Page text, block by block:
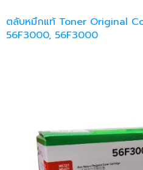
ตลับหมึกแท้ Toner Original
56F3000, 56F3000